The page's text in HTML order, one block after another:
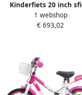
Kinderfiets 20 inch
sfiets Buiten Spelen
Frame 20 Zoll
1 webshop
€ 693,02